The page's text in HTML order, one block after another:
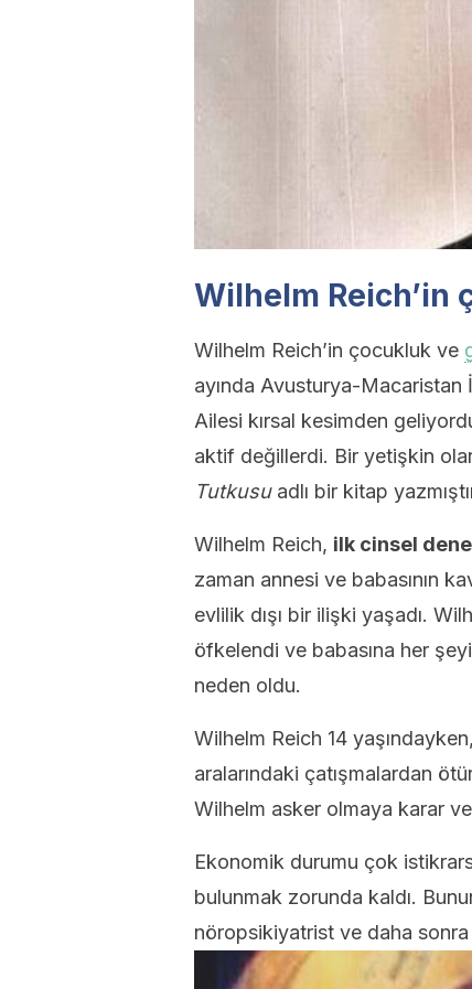
Wilhelm Reich’in
Wilhelm Reich’in çocukluk ve
ayında Avusturya-Macaristan
Ailesi kırsal kesimden
aktif değillerdi. Bir yetişkin
Tutkusu adlı bir kitap
Wilhelm Reich, ilk cinsel
zaman annesi ve babasının
evlilik dışı bir ilişki yaşadı.
öfkelendi ve babasına her
neden oldu.
Wilhelm Reich 14
aralarındaki çatışmalardan
Wilhelm asker olmaya karar
Ekonomik durumu çok
bulunmak zorunda kaldı.
nöropsikiyatrist ve daha